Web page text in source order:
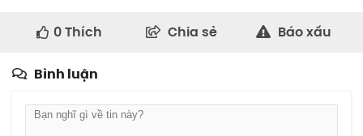
0Thích Chia sẻ Báo xấu
Bình luận